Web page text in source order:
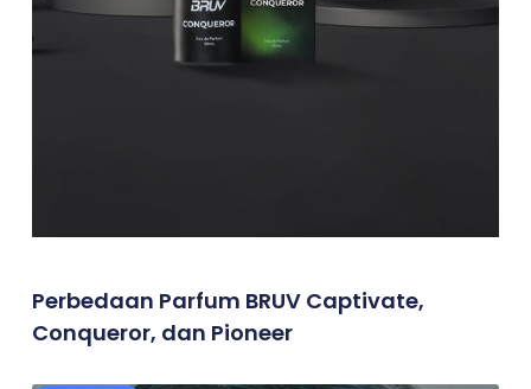
Perbedaan Parfum BRUV Captivate,
Conqueror, dan Pioneer